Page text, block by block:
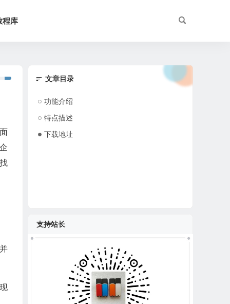
程库
文章目录
功能介绍
特点描述
下载地址
支持站长